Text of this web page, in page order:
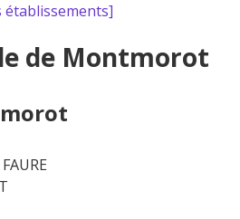
établissements]
de Montmorot